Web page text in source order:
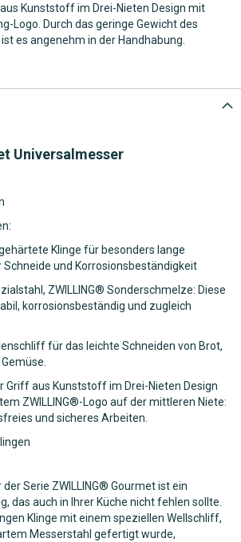
Kunststoff im Drei-Nieten Design mit
Logo. Durch das geringe Gewicht des
es angenehm in der Handhabung.
Universalmesser
Klinge für besonders lange
Schneide und Korrosionsbeständigkeit
ZWILLING® Sonderschmelze: Diese
korrosionsbeständig und zugleich
für das leichte Schneiden von Brot,
Griff aus Kunststoff im Drei-Nieten Design
ZWILLING®-Logo auf der mittleren Niete:
und sicheres Arbeiten.
Serie ZWILLING® Gourmet ist ein
das auch in Ihrer Küche nicht fehlen sollte.
Klinge mit einem speziellen Wellschliff,
Messerstahl gefertigt wurde,